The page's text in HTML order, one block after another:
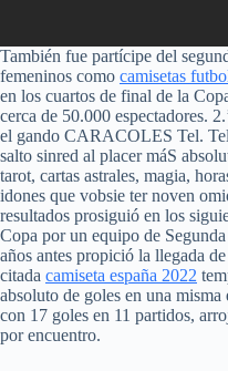
También fue partícipe del
femeninos como camisetas
en los cuartos de final de la
cerca de 50.000 espectadores.
el gando CARACOLES Tel.
salto sinred al placer máS
tarot, cartas astrales, magia,
idones que vobsie ter noven
resultados prosiguió en los
Copa por un equipo de
años antes propició la llegada
citada camiseta españa 2022
absoluto de goles en una
con 17 goles en 11 partidos,
por encuentro.